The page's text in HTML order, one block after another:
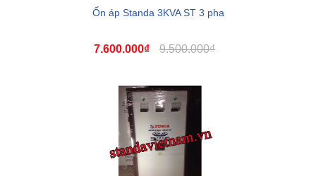
Ổn áp Standa 3KVA ST 3 pha
7.600.000₫ 9.500.000₫